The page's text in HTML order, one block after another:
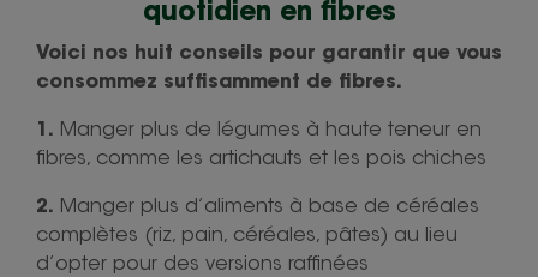
quotidien en fibres
Voici nos huit conseils pour garantir que vous
consommez suffisamment de fibres.
1. Manger plus de légumes à haute teneur en
fibres, comme les artichauts et les pois chiches
2. Manger plus d’aliments à base de céréales
complètes (riz, pain, céréales, pâtes) au lieu
d’opter pour des versions raffinées